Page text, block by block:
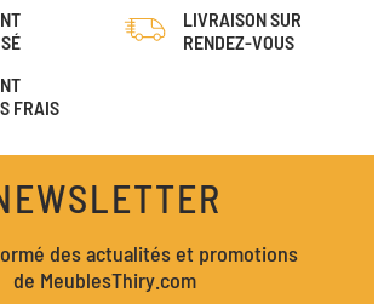
LIVRAISON SUR
RENDEZ-VOUS
FRAIS
des actualités et promotions
de MeublesThiry.com